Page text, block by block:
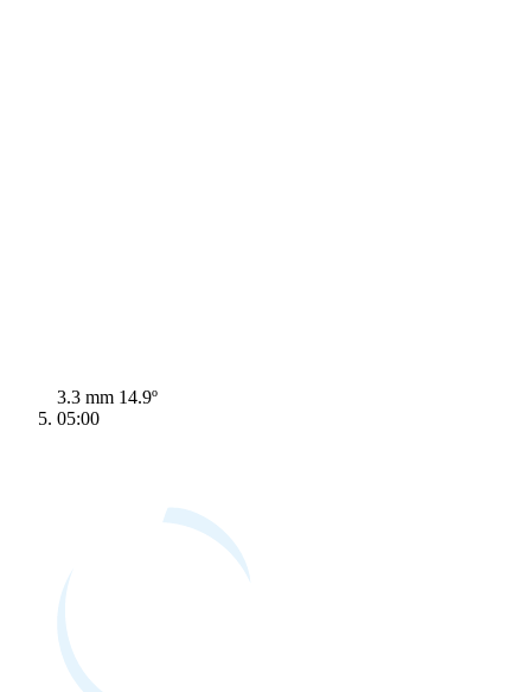
3.3 mm 14.9º
05:00